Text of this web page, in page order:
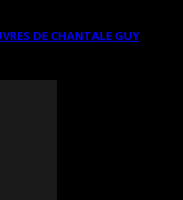
DE CHANTALE GUY